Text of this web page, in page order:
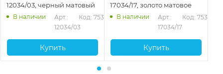
12034/03, черный матовый
В наличии
Арт.:
12034/03
Код: 75327
Купить
17034/17, золото матовое
В наличии
Арт.:
17034/17
Код: 75329
Купить